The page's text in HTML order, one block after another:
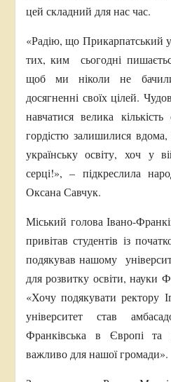
цей складний для нас час.
«Радію, що Прикарпатський
тих, ким сьогодні
щоб ми ніколи не
досягненні своїх цілей.
навчатися велика
гордістю залишилися вдома,
українську освіту, хоч у
серці!», – підкреслила
Оксана Савчук.
Міський голова Івано-
привітав студентів із
подякував нашому
для розвитку освіти, науки
«Хочу подякувати ректору
університет став
Франківська в Європі та
важливо для нашої громади».